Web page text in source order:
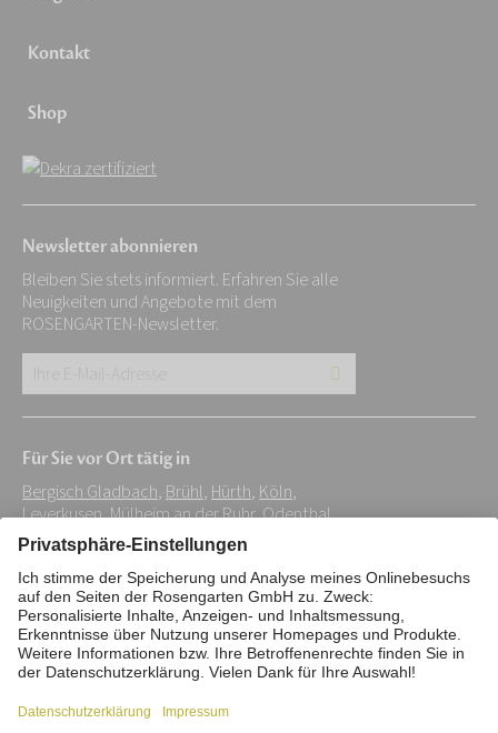
Kontakt
Shop
Newsletter abonnieren
Bleiben Sie stets informiert. Erfahren Sie alle
Neuigkeiten und Angebote mit dem
ROSENGARTEN-Newsletter.
Adresse:
*
Für Sie vor Ort tätig in
Bergisch Gladbach, Brühl, Hürth, Köln,
Leverkusen,Mülheim an der Ruhr,Odenthal,
Overath,Rösrath,Wesseling
Impressum Datenschutz
Stiftung
Interne Meldestelle
Zahlungsmittel